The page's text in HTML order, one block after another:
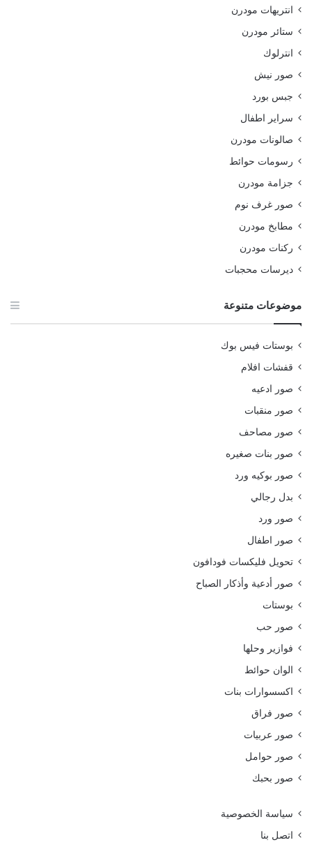
انتريهات مودرن
ستائر مودرن
انترلوك
صور نيش
جبس بورد
سراير اطفال
صالونات مودرن
رسومات حوائط
جزامة مودرن
صور غرف نوم
مطابخ مودرن
ركنات مودرن
ديرسات محجبات
موضوعات متنوعة
بوستات فيس بوك
قفشات افلام
صور ادعيه
صور منقبات
صور مصاحف
صور بنات صغيره
صور بوكيه ورد
بدل رجالي
صور ورد
صور اطفال
تحويل فليكسات فودافون
صور أدعية وأذكار الصباح
بوستات
صور حب
فوازير وحلها
الوان حوائط
اكسسوارات بنات
صور فراق
صور عربيات
صور حوامل
صور بحبك
سياسة الخصوصية
اتصل بنا